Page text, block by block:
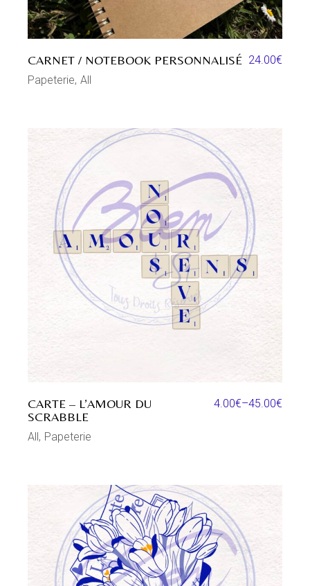
CARNET / NOTEBOOK PERSONNALISÉ 24.00€
Papeterie All
CARTE – L’AMOUR DU
SCRABBLE
4.00€–45.00€
All Papeterie